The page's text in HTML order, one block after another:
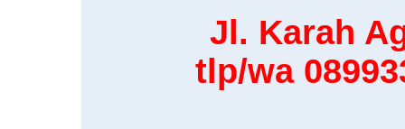
Jl. Karah
tlp/wa